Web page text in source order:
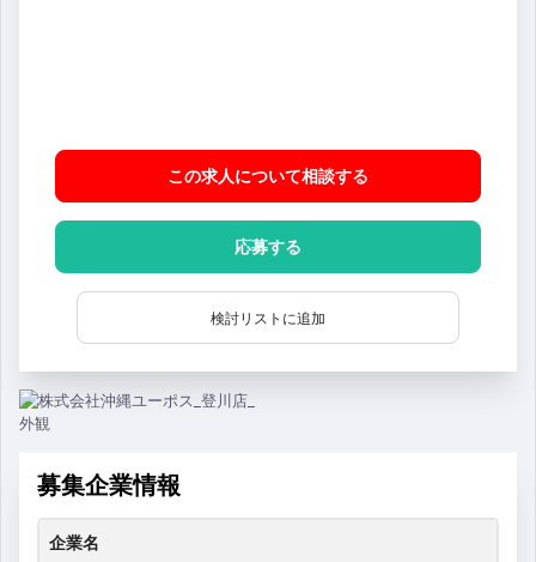
この求人について相談する
応募する
検討リストに追加
募集企業情報
企業名